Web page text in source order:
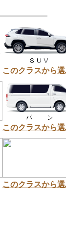
このクラスから
このクラスから
このクラスから